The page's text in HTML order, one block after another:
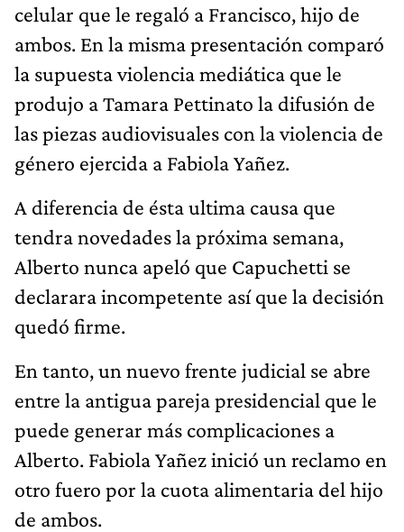
celular que le regaló a Francisco, hijo de
ambos. En la misma presentación comparó
la supuesta violencia mediática que le
produjo a Tamara Pettinato la difusión de
las piezas audiovisuales con la violencia de
género ejercida a Fabiola Yañez.
A diferencia de ésta ultima causa que
tendra novedades la próxima semana,
Alberto nunca apeló que Capuchetti se
declarara incompetente así que la decisión
quedó firme.
En tanto, un nuevo frente judicial se abre
entre la antigua pareja presidencial que le
puede generar más complicaciones a
Alberto. Fabiola Yañez inició un reclamo en
otro fuero por la cuota alimentaria del hijo
de ambos.